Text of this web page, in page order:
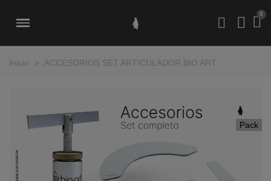
Inicio > ACCESORIOS SET ARTICULADOR BIO ART
Pack